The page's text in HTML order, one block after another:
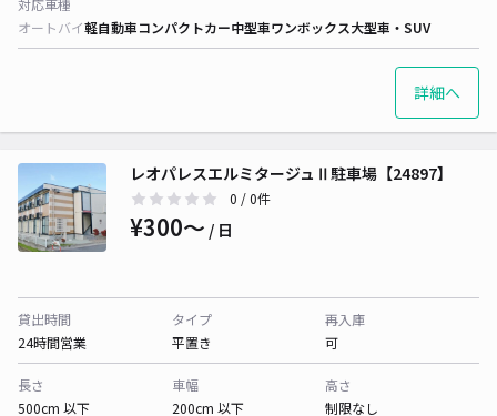
対応車種
オートバイ軽自動車コンパクトカー中型車ワンボックス大型車・SUV
詳細へ
レオパレスエルミタージュⅡ駐車場【24897】
0 / 0件
¥300〜 / 日
貸出時間
24時間営業
タイプ
平置き
再入庫
可
長さ
500cm 以下
車幅
200cm 以下
高さ
制限なし